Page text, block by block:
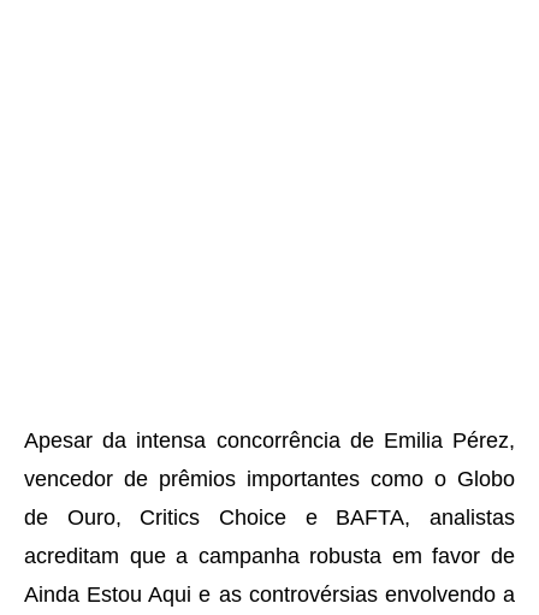
Apesar da intensa concorrência de Emilia Pérez,
vencedor de prêmios importantes como o Globo
de Ouro, Critics Choice e BAFTA, analistas
acreditam que a campanha robusta em favor de
Ainda Estou Aqui e as controvérsias envolvendo a